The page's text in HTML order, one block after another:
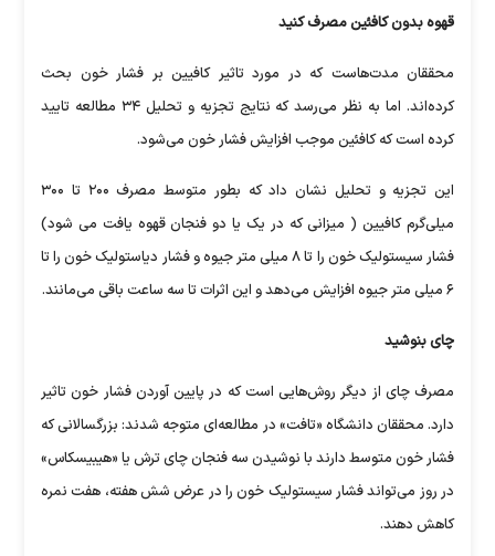
قهوه بدون کافئین مصرف کنید
محققان مدت‌هاست که در مورد تاثیر کافیین بر فشار خون بحث
کرده‌اند. اما به نظر می‌رسد که نتایج تجزیه و تحلیل ۳۴ مطالعه تایید
کرده است که کافئین موجب افزایش فشار خون می‌شود.
این تجزیه و تحلیل نشان داد که بطور متوسط مصرف ۲۰۰ تا ۳۰۰
میلی‌گرم کافیین ( میزانی که در یک یا دو فنجان قهوه یافت می شود)
فشار سیستولیک خون را تا ۸ میلی متر جیوه و فشار دیاستولیک خون را تا
۶ میلی متر جیوه افزایش می‌دهد و این اثرات تا سه ساعت باقی می‌مانند.
چای بنوشید
مصرف چای از دیگر روش‌هایی است که در پایین آوردن فشار خون تاثیر
دارد. محققان دانشگاه «تافت» در مطالعه‌ای متوجه شدند: بزرگسالانی که
فشار خون متوسط دارند با نوشیدن سه فنجان چای ترش یا «هیبیسکاس»
در روز می‌تواند فشار سیستولیک خون را در عرض شش هفته، هفت نمره
کاهش دهند.